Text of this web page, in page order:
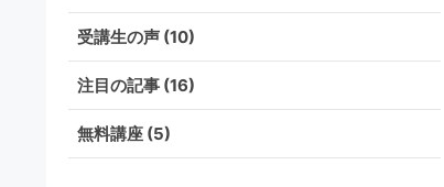
受講生の声(10)
注目の記事(16)
無料講座(5)